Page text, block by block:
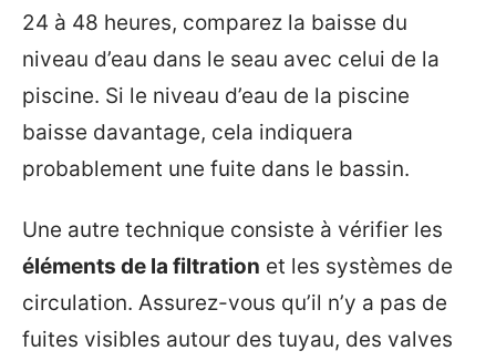
24 à 48 heures, comparez la baisse du
niveau d’eau dans le seau avec celui de la
piscine. Si le niveau d’eau de la piscine
baisse davantage, cela indiquera
probablement une fuite dans le bassin.
Une autre technique consiste à vérifier les
éléments de la filtration et les systèmes de
circulation. Assurez-vous qu’il n’y a pas de
fuites visibles autour des tuyau, des valves